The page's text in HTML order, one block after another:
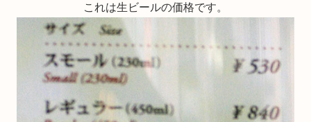
これは生ビールの価格です。